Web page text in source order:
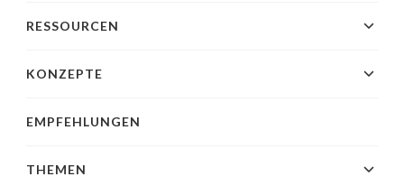
RESSOURCEN
KONZEPTE
EMPFEHLUNGEN
THEMEN